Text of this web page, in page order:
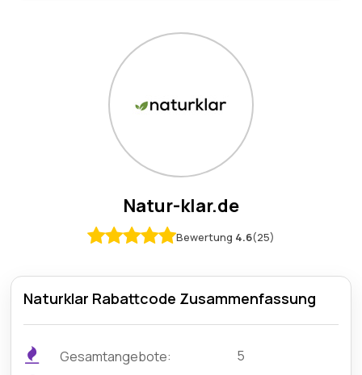
Natur-klar.de
Bewertung 4.6(25)
Naturklar Rabattcode Zusammenfassung
Gesamtangebote:
5